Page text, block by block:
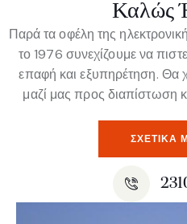
Καλώς
Παρά τα οφέλη της
το 1976 συνεχίζουμε να
επαφή και εξυπηρέτηση. Θα
μαζί μας προς διαπίστωση
ΣΧΕΤΙΚΆ